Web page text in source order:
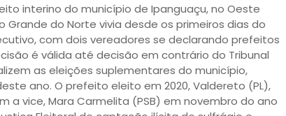
interino do município de Ipanguaçu, no Oeste
Grande do Norte vivia desde os primeiros dias do
com dois vereadores se declarando prefeitos
é válida até decisão em contrário do Tribunal
as eleições suplementares do município,
ano. O prefeito eleito em 2020, Valdereto (PL),
a vice, Mara Carmelita (PSB) em novembro do ano